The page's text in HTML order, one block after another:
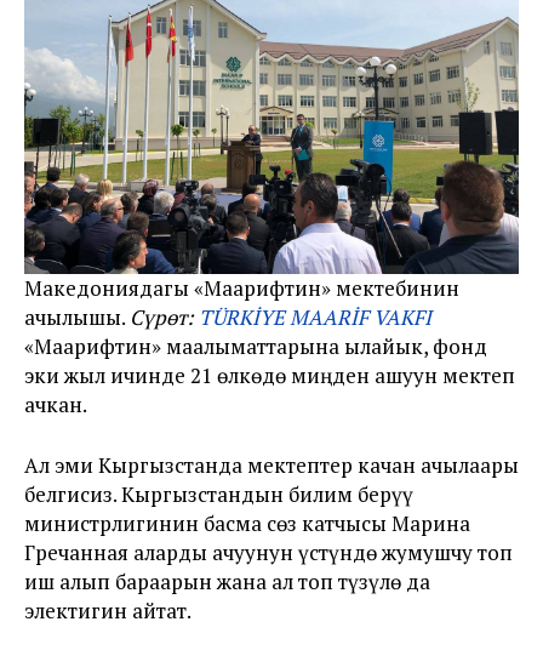
Македониядагы «Маарифтин» мектебинин
ачылышы. Сүрөт: TÜRKİYE MAARİF VAKFI
«Маарифтин» маалыматтарына ылайык, фонд
эки жыл ичинде 21 өлкөдө миңден ашуун мектеп
ачкан.
Ал эми Кыргызстанда мектептер качан ачылаары
белгисиз. Кыргызстандын билим берүү
министрлигинин басма сөз катчысы Марина
Гречанная аларды ачуунун үстүндө жумушчу топ
иш алып бараарын жана ал топ түзүлө да
электигин айтат.